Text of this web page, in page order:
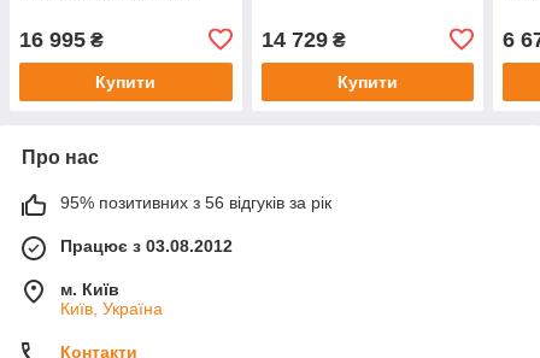
16 995 ₴
Купити
14 729₴
Купити
6
Про нас
95% позитивних з 56 відгуків за рік
Працює з 03.08.2012
м. Київ
Київ, Україна
Контакти